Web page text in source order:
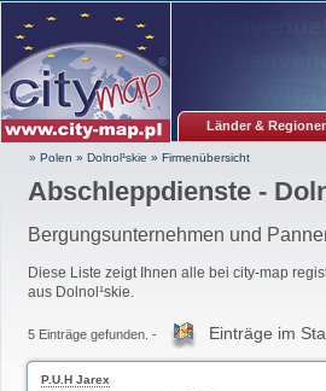
Länder &
» Polen » Dolnol¹skie » Firmenübersicht
Abschleppdienste -
Bergungsunternehmen und
Diese Liste zeigt Ihnen alle bei city-map
aus Dolnol¹skie.
5 Einträge gefunden. - Einträge im
P.U.H Jarex